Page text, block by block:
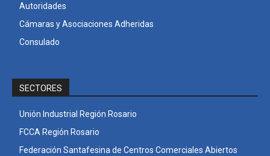
Autoridades
Cámaras y Asociaciones Adheridas
Consulado
SECTORES
Unión Industrial Región Rosario
FCCA Región Rosario
Federación Santafesina de Centros Comerciales Abiertos